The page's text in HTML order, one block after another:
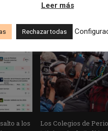
a los
Los Colegios de
Leer más
Rechazar todas